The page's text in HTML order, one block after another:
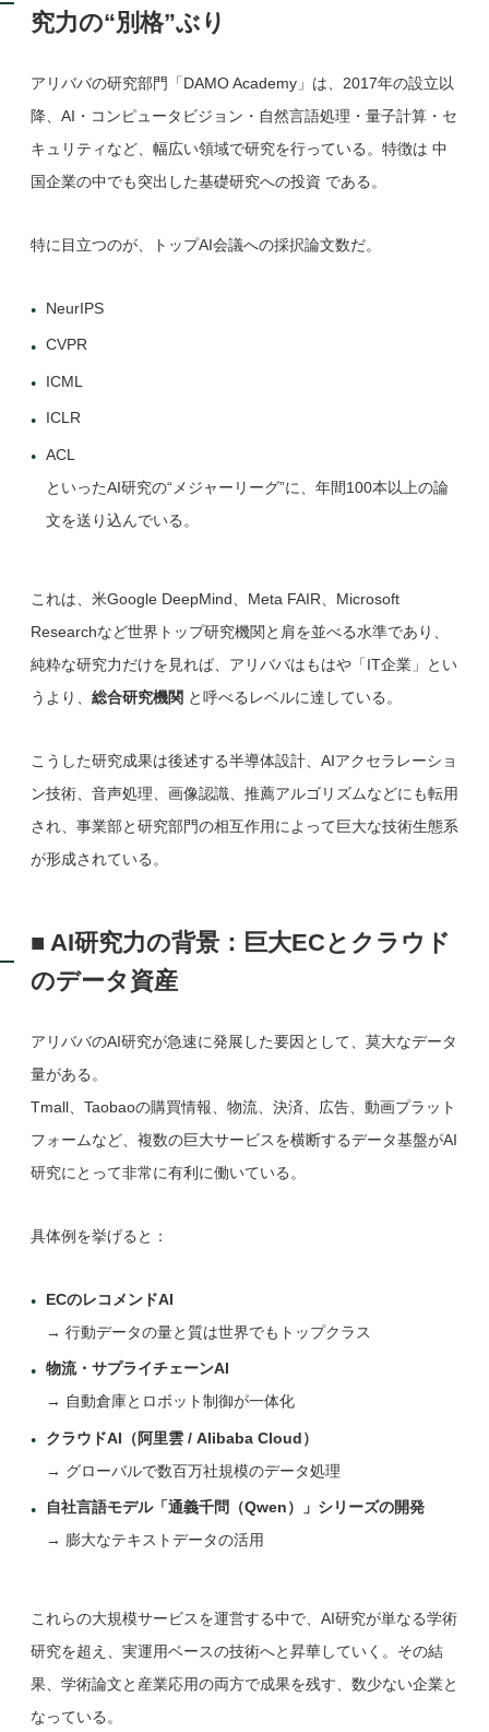
究力の“別格”ぶり
アリババの研究部門「DAMO Academy」は、2017年の設立以
降、AI・コンピュータビジョン・自然言語処理・量子計算・セ
キュリティなど、幅広い領域で研究を行っている。特徴は 中
国企業の中でも突出した基礎研究への投資 である。
特に目立つのが、トップAI会議への採択論文数だ。
NeurIPS
CVPR
ICML
ICLR
ACL
といったAI研究の“メジャーリーグ”に、年間100本以上の論
文を送り込んでいる。
これは、米Google DeepMind、Meta FAIR、Microsoft
Researchなど世界トップ研究機関と肩を並べる水準であり、
純粋な研究力だけを見れば、アリババはもはや「IT企業」とい
うより、 総合研究機関 と呼べるレベルに達している。
こうした研究成果は後述する半導体設計、AIアクセラレーショ
ン技術、音声処理、画像認識、推薦アルゴリズムなどにも転用
され、事業部と研究部門の相互作用によって巨大な技術生態系
が形成されている。
■ AI研究力の背景：巨大ECとクラウド
のデータ資産
アリババのAI研究が急速に発展した要因として、莫大なデータ
量がある。
Tmall、Taobaoの購買情報、物流、決済、広告、動画プラット
フォームなど、複数の巨大サービスを横断するデータ基盤がAI
研究にとって非常に有利に働いている。
具体例を挙げると：
ECのレコメンドAI
→ 行動データの量と質は世界でもトップクラス
物流・サプライチェーンAI
→ 自動倉庫とロボット制御が一体化
クラウドAI（阿里雲 / Alibaba Cloud）
→ グローバルで数百万社規模のデータ処理
自社言語モデル「通義千問（Qwen）」シリーズの開発
→ 膨大なテキストデータの活用
これらの大規模サービスを運営する中で、AI研究が単なる学術
研究を超え、実運用ベースの技術へと昇華していく。その結
果、学術論文と産業応用の両方で成果を残す、数少ない企業と
なっている。